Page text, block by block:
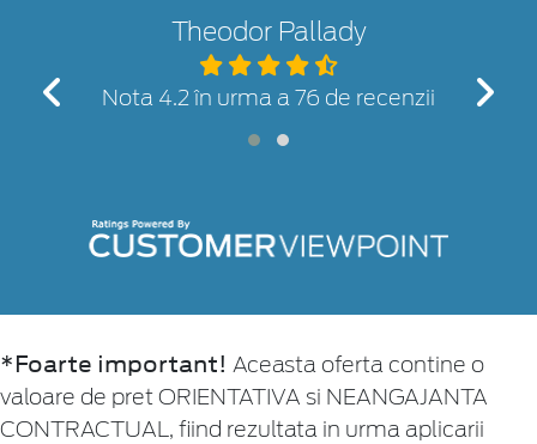
Theodor Pallady
Nota 4.2 în urma a 76 de recenzii
*Foarte important! Aceasta oferta contine o
valoare de pret ORIENTATIVA si NEANGAJANTA
CONTRACTUAL, fiind rezultata in urma aplicarii